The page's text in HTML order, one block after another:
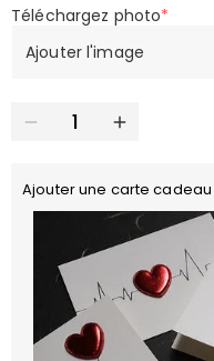
Téléchargez photo*
Ajouter l'image
Ajouter une carte cadeau